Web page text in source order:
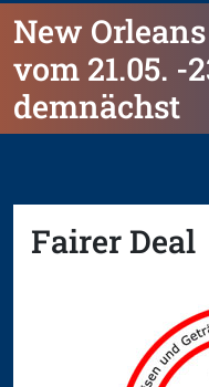
New
vom 21.05. -
demnächst
Fairer Deal